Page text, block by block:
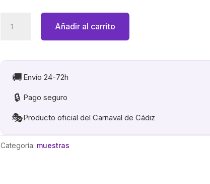
TELA
JUICIO
cantidad
Añadir al carrito
🚚 Envío 24-72h
🔒 Pago seguro
🎭Producto oficial del Carnaval de Cádiz
Categoría: muestras